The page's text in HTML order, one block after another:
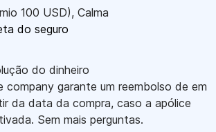
100 USD), Calma
do seguro
do dinheiro
company garante um reembolso de em
da data da compra, caso a apólice
Sem mais perguntas.